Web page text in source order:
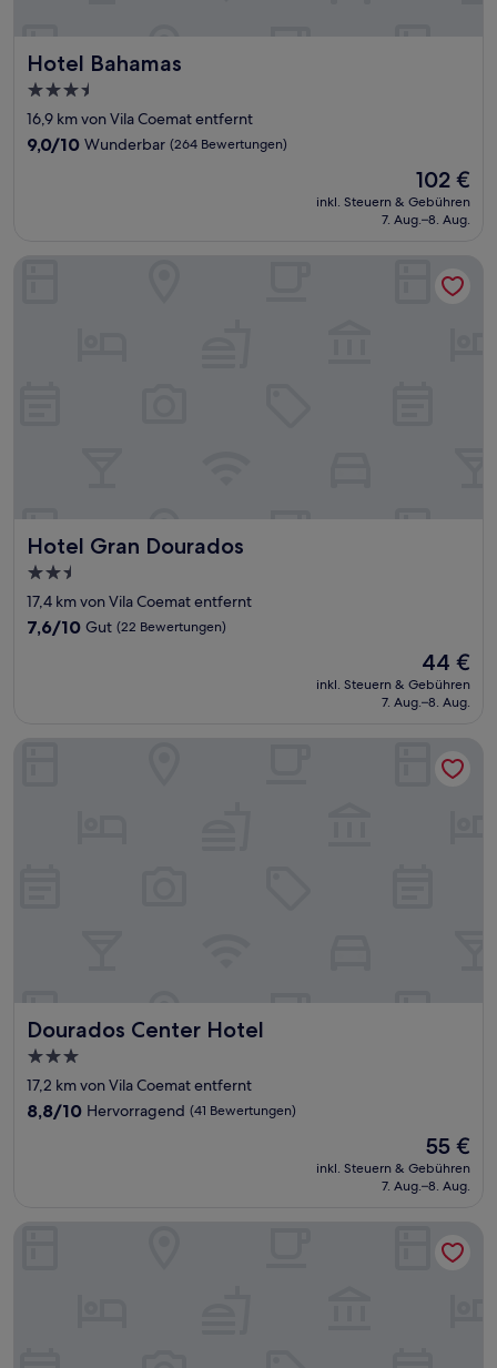
Hotel Bahamas
Hotel Bahamas
3.5-
Sterne-
Unterkunft
16,9 km von Vila Coemat entfernt
9.0
9,0/10 Wunderbar (264 Bewertungen)
Der
Preis
beträgt
102 €
inkl. Steuern & Gebühren
7. Aug.–8. Aug.
Hotel Gran Dourados
Hotel Gran Dourados
2.5-
Sterne-
Unterkunft
17,4 km von Vila Coemat entfernt
7.6
7,6/10 Gut (22 Bewertungen)
Der
Preis
beträgt
44 €
inkl. Steuern & Gebühren
7. Aug.–8. Aug.
Hotel Gran Dourados
Dourados Center Hotel
Dourados Center Hotel
3.0-
Sterne-
Unterkunft
17,2 km von Vila Coemat entfernt
8.8
8,8/10 Hervorragend (41 Bewertungen)
Der
Preis
beträgt
55 €
inkl. Steuern & Gebühren
7. Aug.–8. Aug.
Ellus Hotel